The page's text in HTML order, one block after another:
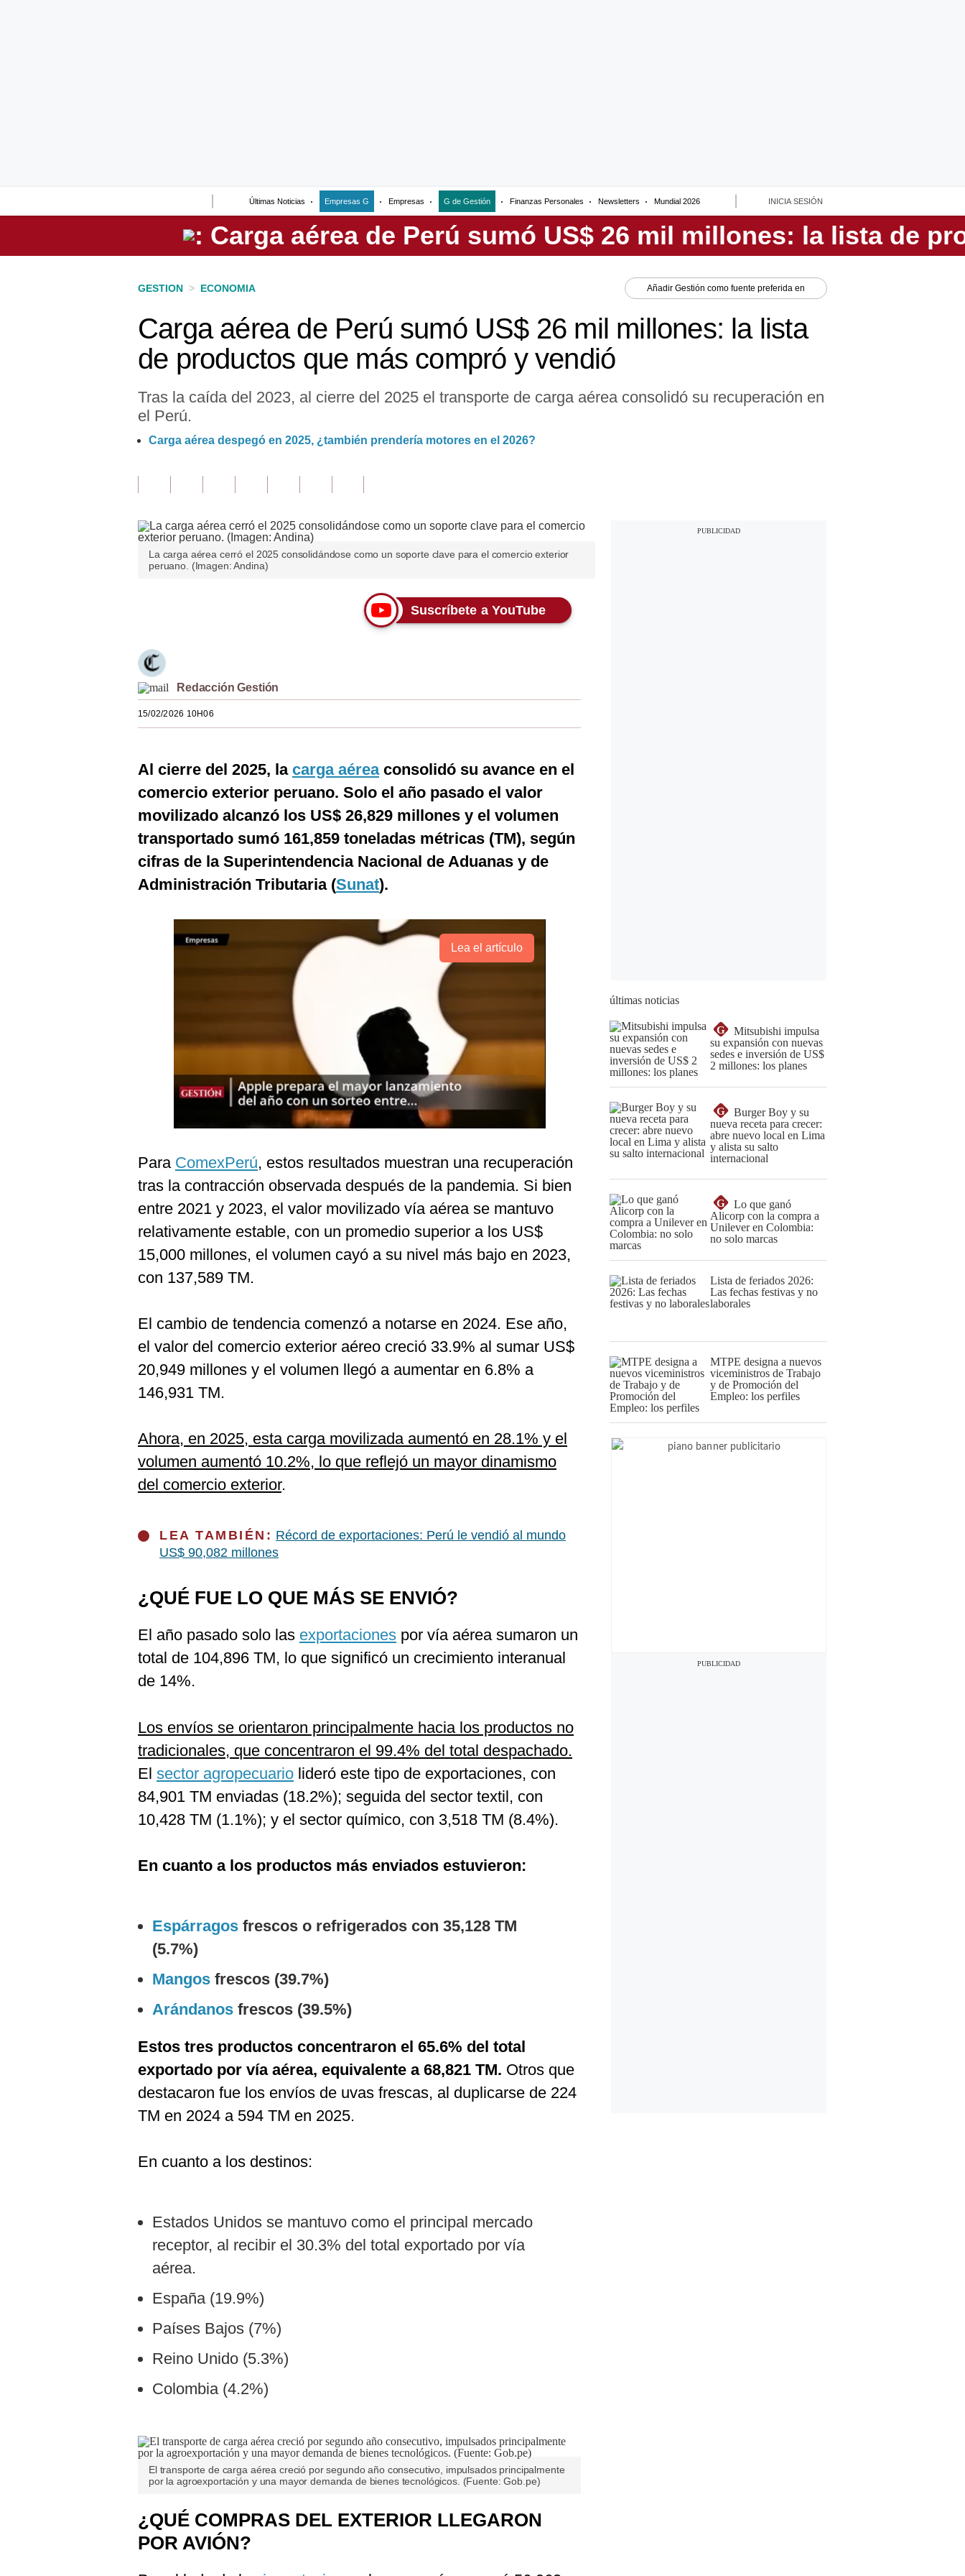
Últimas Noticias Empresas G Empresas G de Gestión Finanzas Personales Newsletters Mundial 2026 INICIA SESIÓN
Perú
GESTION > ECONOMIA Añadir Gestión como fuente preferida en
Carga aérea de Perú sumó US$ 26 mil millones: la lista
de productos que más compró y vendió
Tras la caída del 2023, al cierre del 2025 el transporte de carga aérea consolidó su recuperación en
el Perú.
Carga aérea despegó en 2025, ¿también prendería motores en el 2026?
La carga aérea cerró el 2025 consolidándose como un soporte clave para el comercio exterior
peruano. (Imagen: Andina)
Suscríbete a YouTube
Redacción Gestión
15/02/2026 10H06
Al cierre del 2025, la carga aéreaconsolidó su avance en el
comercio exterior peruano. Solo el año pasado el valor
movilizado alcanzó los US$ 26,829 millones y el volumen
transportado sumó 161,859 toneladas métricas (TM), según
cifras de la Superintendencia Nacional de Aduanas y de
Administración Tributaria (Sunat).
Lea el artículo
Para ComexPerú, estos resultados muestran una recuperación
tras la contracción observada después de la pandemia. Si bien
entre 2021 y 2023, el valor movilizado vía aérea se mantuvo
relativamente estable, con un promedio superior a los US$
15,000 millones, el volumen cayó a su nivel más bajo en 2023,
con 137,589 TM.
El cambio de tendencia comenzó a notarse en 2024. Ese año,
el valor del comercio exterior aéreo creció 33.9% al sumar US$
20,949 millones y el volumen llegó a aumentar en 6.8% a
146,931 TM.
Ahora, en 2025, esta carga movilizada aumentó en 28.1% y el
volumen aumentó 10.2%, lo que reflejó un mayor dinamismo
del comercio exterior.
LEA TAMBIÉN: Récord de exportaciones: Perú le vendió al mundo
US$ 90,082 millones
¿QUÉ FUE LO QUE MÁS SE ENVIÓ?
El año pasado solo las exportaciones por vía aérea sumaron un
total de 104,896 TM, lo que significó un crecimiento interanual
de 14%.
Los envíos se orientaron principalmente hacia los productos no
tradicionales, que concentraron el 99.4% del total despachado.
El sector agropecuario lideró este tipo de exportaciones, con
84,901 TM enviadas (18.2%); seguida del sector textil, con
10,428 TM (1.1%); y el sector químico, con 3,518 TM (8.4%).
En cuanto a los productos más enviados estuvieron:
Espárragos frescos o refrigerados con 35,128 TM
(5.7%)
Mangos frescos (39.7%)
Arándanos frescos (39.5%)
Estos tres productos concentraron el 65.6% del total
exportado por vía aérea, equivalente a 68,821 TM. Otros que
destacaron fue los envíos de uvas frescas, al duplicarse de 224
TM en 2024 a 594 TM en 2025.
En cuanto a los destinos:
Estados Unidos se mantuvo como el principal mercado
receptor, al recibir el 30.3% del total exportado por vía
aérea.
España (19.9%)
Países Bajos (7%)
Reino Unido (5.3%)
Colombia (4.2%)
El transporte de carga aérea creció por segundo año consecutivo, impulsados principalmente
por la agroexportación y una mayor demanda de bienes tecnológicos. (Fuente: Gob.pe)
¿QUÉ COMPRAS DEL EXTERIOR LLEGARON
POR AVIÓN?
últimas noticias
G
Mitsubishi impulsa
su expansión con nuevas
sedes e inversión de US$
2 millones: los planes
G
Burger Boy y su
nueva receta para crecer:
abre nuevo local en Lima
y alista su salto
internacional
G
Lo que ganó
Alicorp con la compra a
Unilever en Colombia:
no solo marcas
Lista de feriados 2026:
Las fechas festivas y no
laborales
MTPE designa a nuevos
viceministros de Trabajo
y de Promoción del
Empleo: los perfiles